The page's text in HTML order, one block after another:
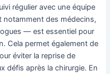
régulier avec une équipe
des médecins,
— est essentiel pour
Cela permet également de
éviter la reprise de
défis après la chirurgie. En